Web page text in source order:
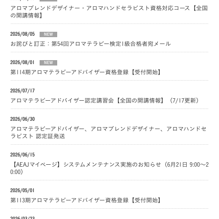
アロマブレンドデザイナー・アロマハンドセラピスト資格対応コース【全国
の開講情報】
2026/08/05 NEW
お詫びと訂正：第54回アロマテラピー検定1級合格者宛メール
2026/08/01 NEW
第114期アロマテラピーアドバイザー資格登録【受付開始】
2026/07/17
アロマテラピーアドバイザー認定講習会【全国の開講情報】（7/17更新）
2026/06/30
アロマテラピーアドバイザー、アロマブレンドデザイナー、アロマハンドセ
ラピスト 認定証発送
2026/06/15
【AEAJマイページ】システムメンテナンス実施のお知らせ（6月21日 9:00～2
0:00）
2026/05/01
第113期アロマテラピーアドバイザー資格登録【受付開始】